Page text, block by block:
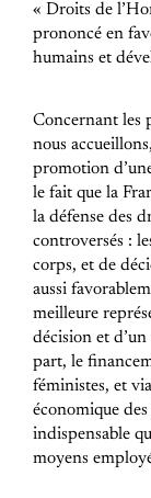
« Droits de
prononcé en
humains et
Concernant les
nous
promotion
le fait que la
la défense des
controversés :
corps, et de
aussi
meilleure
décision et d’un
part, le
féministes, et
économique
indispensable
moyens